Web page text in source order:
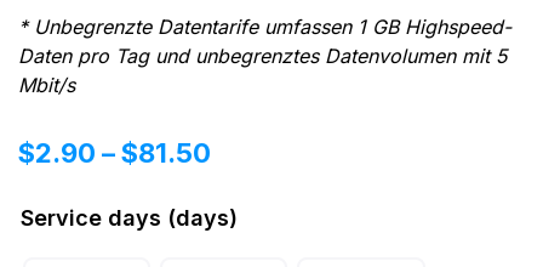
* Unbegrenzte Datentarife umfassen 1 GB Highspeed-
Daten pro Tag und unbegrenztes Datenvolumen mit 5
Mbit/s
$2.90 –$81.50
Service days (days)